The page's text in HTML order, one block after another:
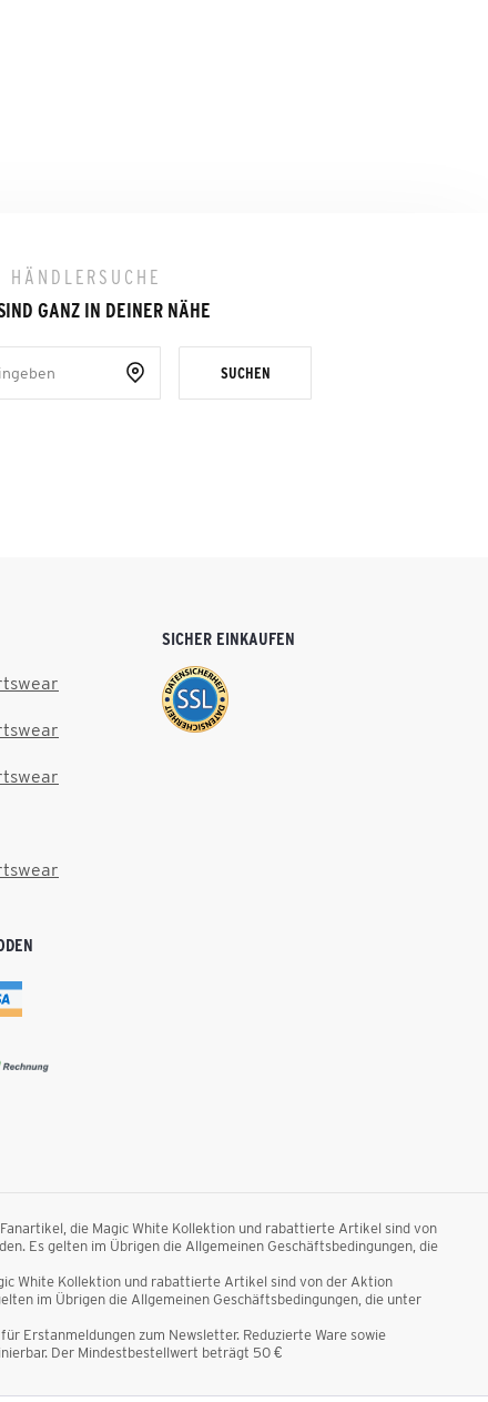
HÄNDLERSUCHE
GANZ IN DEINER NÄHE
SUCHEN
SICHER EINKAUFEN
die Magic White Kollektion und rabattierte Artikel sind von
Es gelten im Übrigen die Allgemeinen Geschäftsbedingungen, die
White Kollektion und rabattierte Artikel sind von der Aktion
im Übrigen die Allgemeinen Geschäftsbedingungen, die unter
Erstanmeldungen zum Newsletter. Reduzierte Ware sowie
Der Mindestbestellwert beträgt 50 €